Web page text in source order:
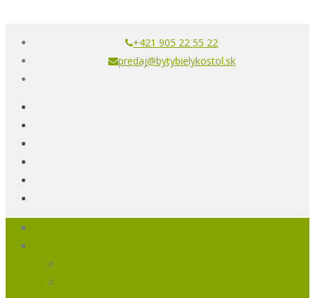
+421 905 22 55 22
predaj@bytybielykostol.sk